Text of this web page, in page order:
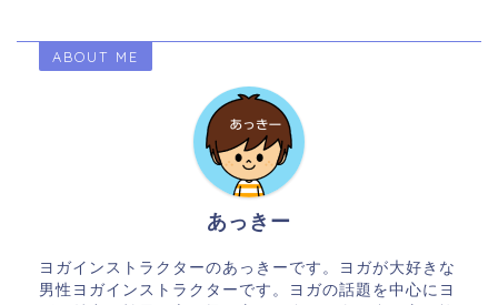
ABOUT ME
あっきー
ヨガインストラクターのあっきーです。ヨガが大好きな
男性ヨガインストラクターです。ヨガの話題を中心にヨ